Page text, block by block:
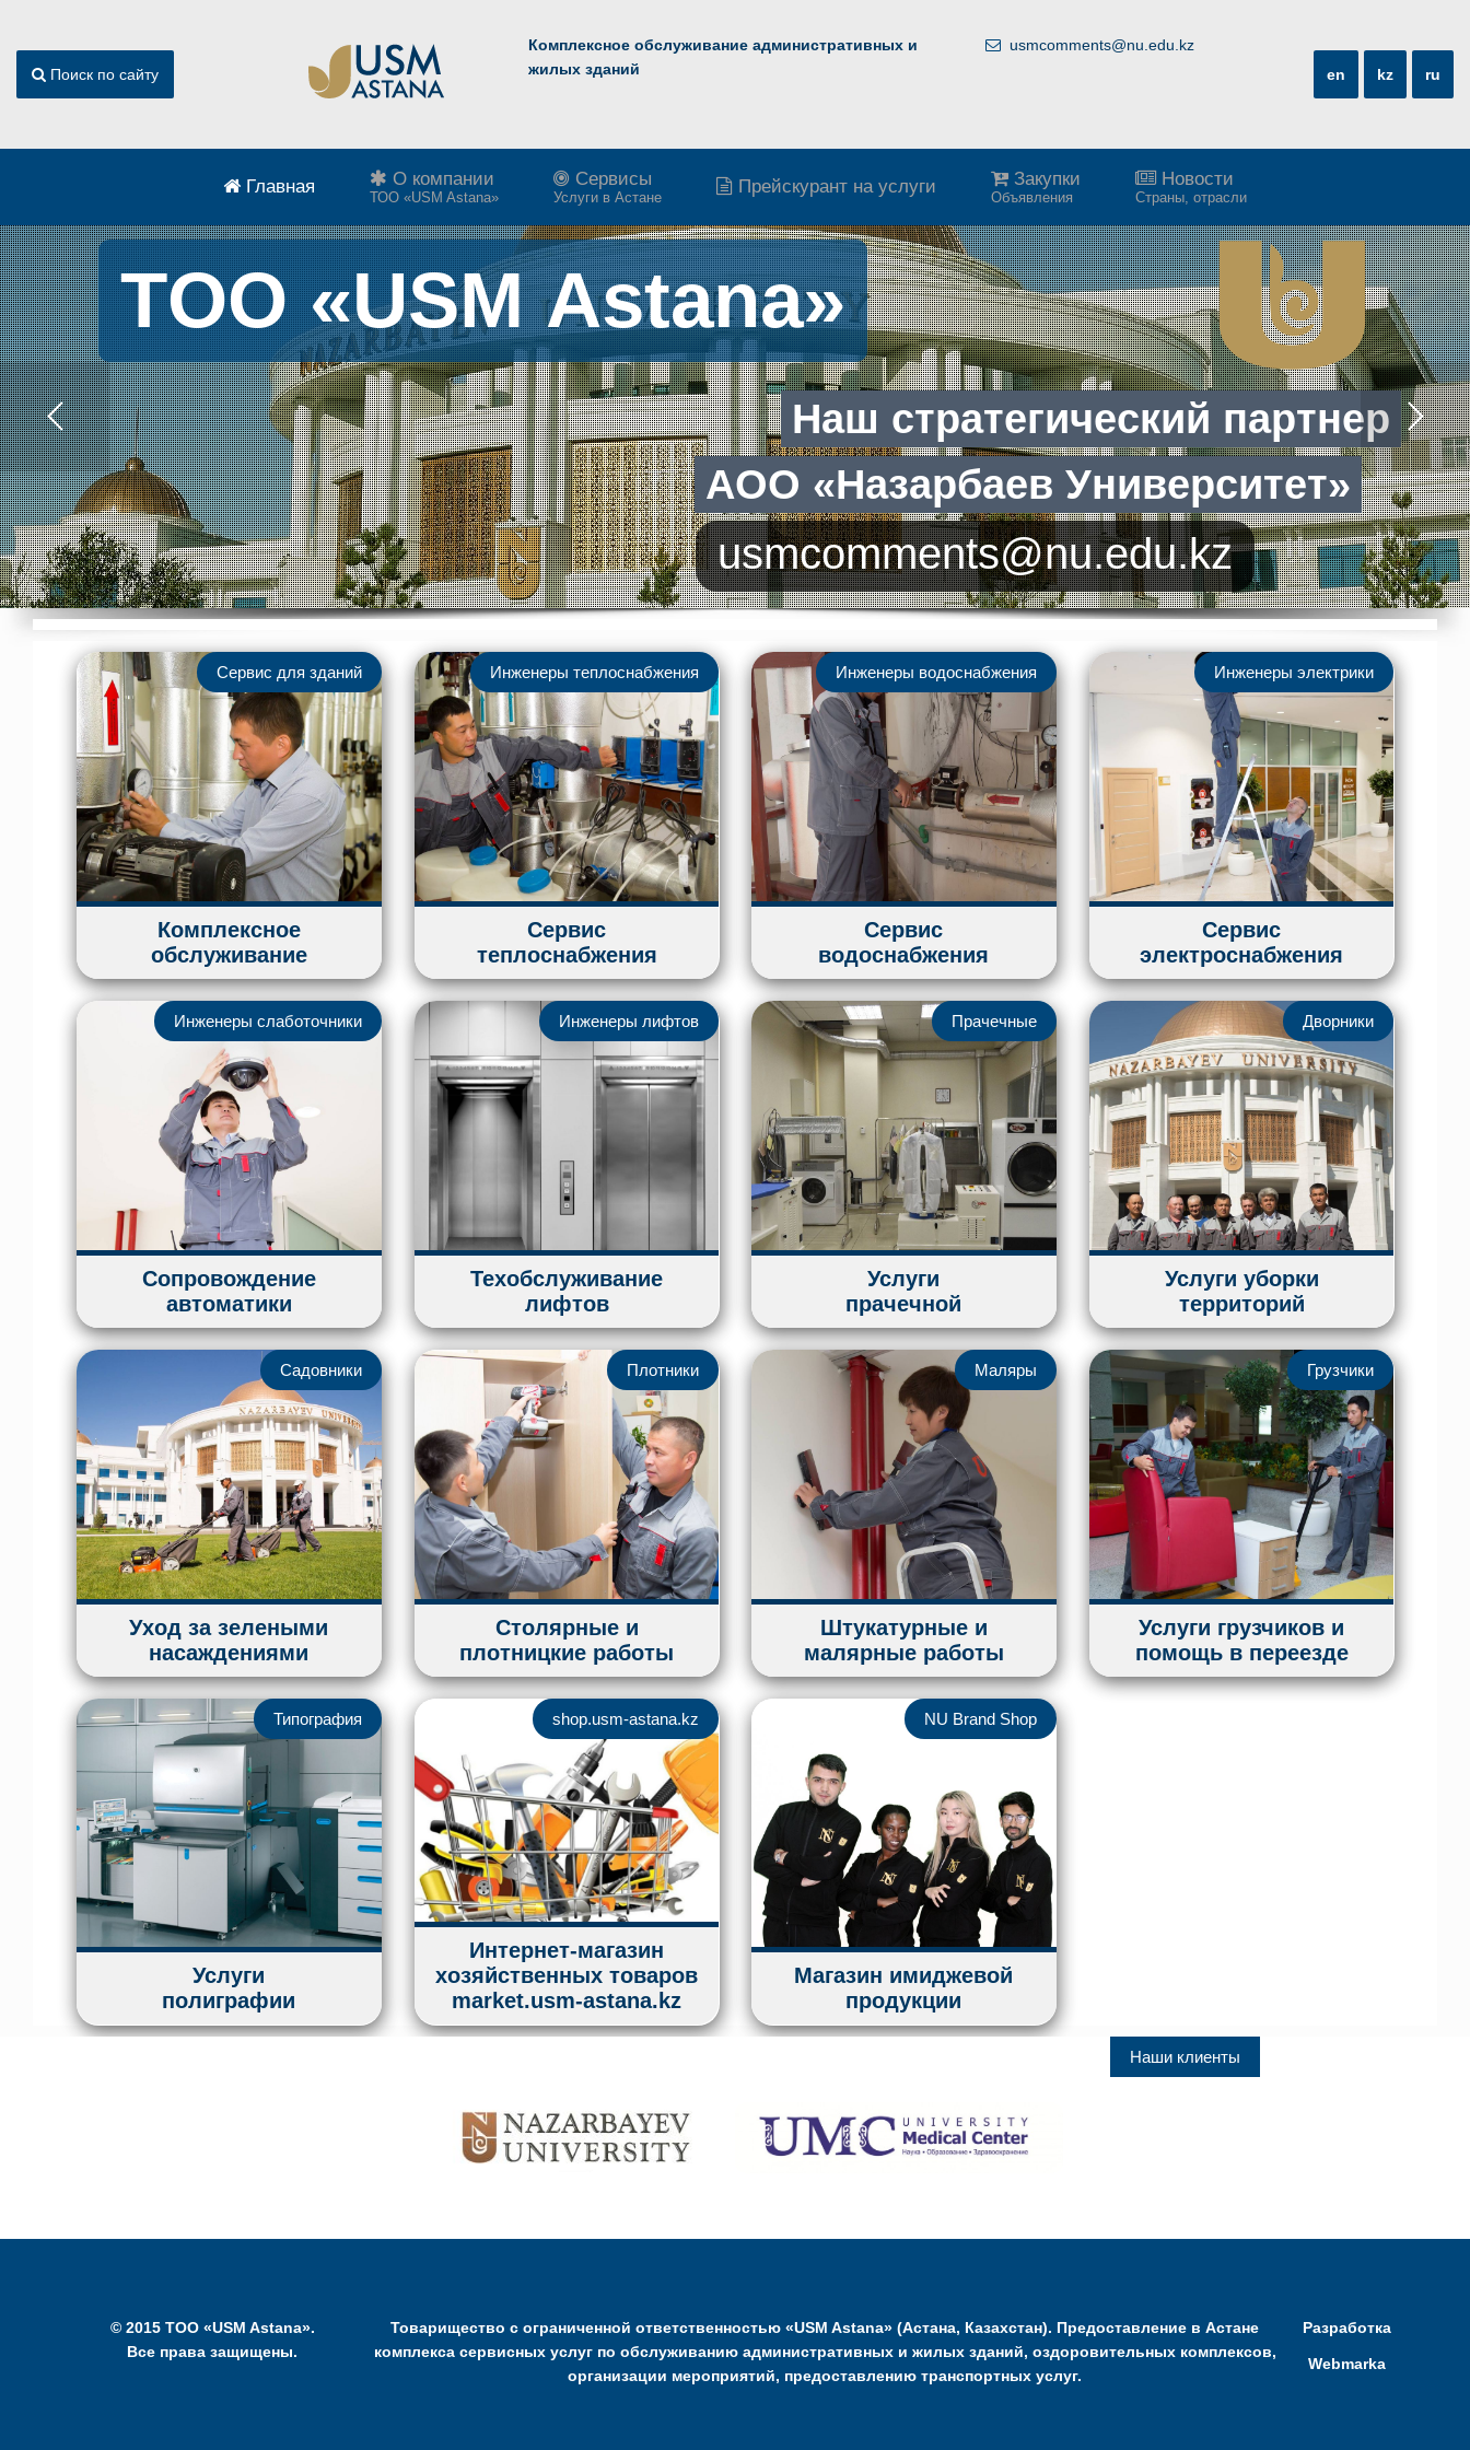
Поиск по сайту
Комплексное обслуживание административных и
жилых зданий
usmcomments@nu.edu.kz
ru
kz
en
Главная О компании
ТОО «USM Astana»
Сервисы
Услуги в Астане
Прейскурант на услуги Закупки
Объявления
Новости
Страны, отрасли
Наш стратегический партнер
АОО «Назарбаев Университет»
ТОО «USM Astana»
usmcomments@nu.edu.kz
Сервис для зданий
Комплексное
обслуживание
Инженеры теплоснабжения
Сервис
теплоснабжения
Инженеры водоснабжения
Сервис
водоснабжения
Инженеры электрики
Сервис
электроснабжения
Инженеры слаботочники
Сопровождение
автоматики
Инженеры лифтов
Техобслуживание
лифтов
Прачечные
Услуги
прачечной
Дворники
Услуги уборки
территорий
Садовники
Уход за зелеными
насаждениями
Плотники
Столярные и
плотницкие работы
Маляры
Штукатурные и
малярные работы
Грузчики
Услуги грузчиков и
помощь в переезде
Типография
Услуги
полиграфии
shop.usm-astana.kz
Интернет-магазин
хозяйственных товаров
market.usm-astana.kz
NU Brand Shop
Магазин имиджевой
продукции
Наши клиенты
© 2015 ТОО «USM Astana».
Все права защищены.
Товарищество с ограниченной ответственностью «USM Astana» (Астана, Казахстан). Предоставление в Астане
комплекса сервисных услуг по обслуживанию административных и жилых зданий, оздоровительных комплексов,
организации мероприятий, предоставлению транспортных услуг.
Разработка
Webmarka